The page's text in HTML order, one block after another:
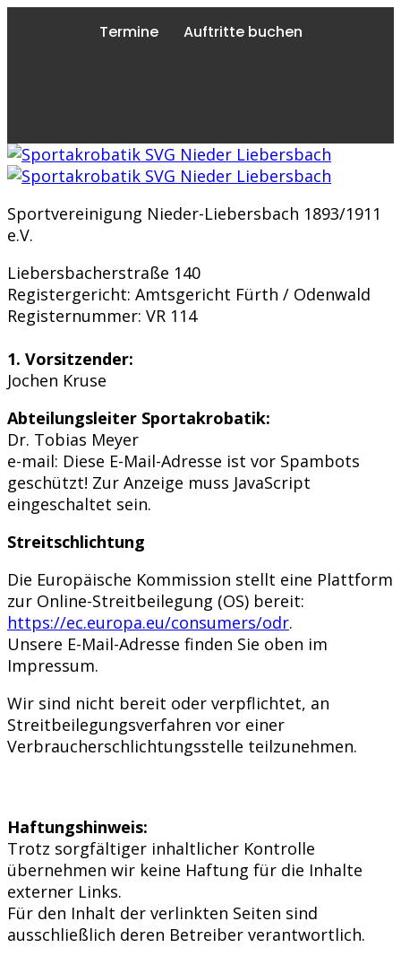
Termine Auftritte buchen
Sportvereinigung Nieder-Liebersbach 1893/1911
e.V.
Liebersbacherstraße 140
Registergericht: Amtsgericht Fürth / Odenwald
Registernummer: VR 114
1. Vorsitzender:
Jochen Kruse
Abteilungsleiter Sportakrobatik:
Dr. Tobias Meyer
e-mail: Diese E-Mail-Adresse ist vor Spambots
geschützt! Zur Anzeige muss JavaScript
eingeschaltet sein.
Streitschlichtung
Die Europäische Kommission stellt eine Plattform
zur Online-Streitbeilegung (OS) bereit:
https://ec.europa.eu/consumers/odr.
Unsere E-Mail-Adresse finden Sie oben im
Impressum.
Wir sind nicht bereit oder verpflichtet, an
Streitbeilegungsverfahren vor einer
Verbraucherschlichtungsstelle teilzunehmen.
Haftungshinweis:
Trotz sorgfältiger inhaltlicher Kontrolle
übernehmen wir keine Haftung für die Inhalte
externer Links.
Für den Inhalt der verlinkten Seiten sind
ausschließlich deren Betreiber verantwortlich.